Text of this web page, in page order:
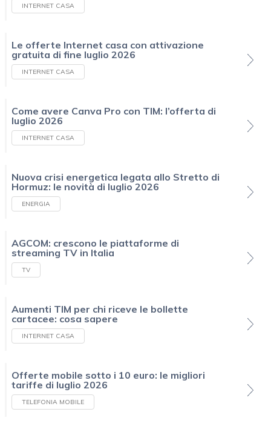
INTERNET CASA
Le offerte Internet casa con attivazione
gratuita di fine luglio 2026
INTERNET CASA
Come avere Canva Pro con TIM: l’offerta di
luglio 2026
INTERNET CASA
Nuova crisi energetica legata allo Stretto di
Hormuz: le novità di luglio 2026
ENERGIA
AGCOM: crescono le piattaforme di
streaming TV in Italia
TV
Aumenti TIM per chi riceve le bollette
cartacee: cosa sapere
INTERNET CASA
Offerte mobile sotto i 10 euro: le migliori
tariffe di luglio 2026
TELEFONIA MOBILE